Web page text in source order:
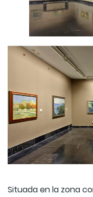
Situada en la zona